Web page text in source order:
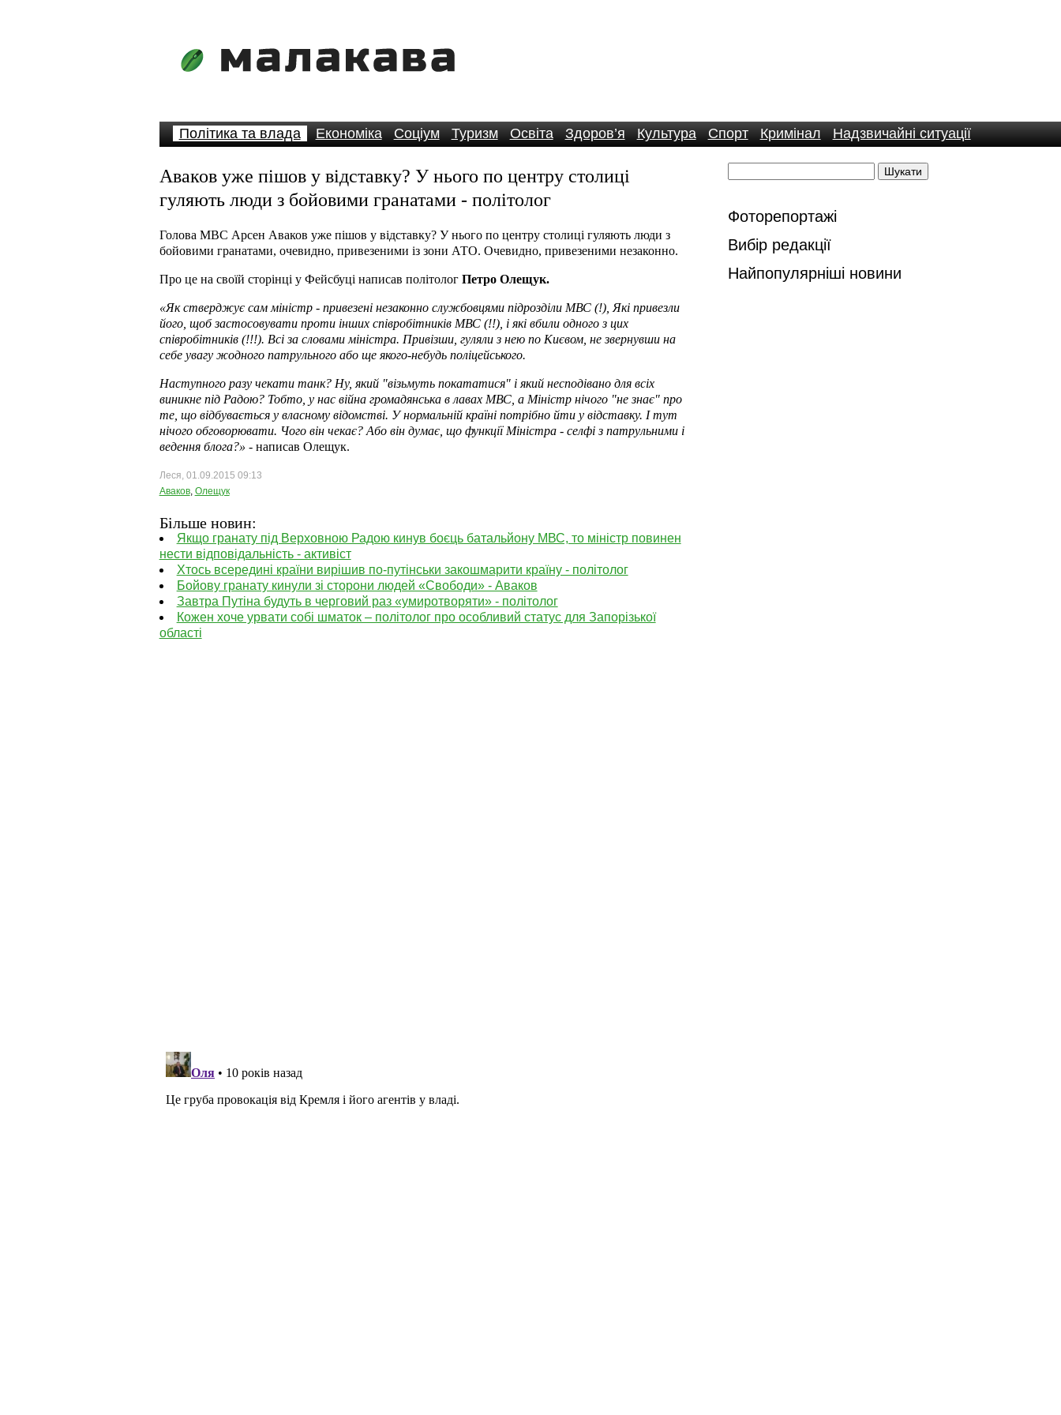
Політика та влада Економіка Соціум Туризм Освіта Здоров’я Культура Спорт Кримінал Надзвичайні ситуації
Аваков уже пішов у відставку? У нього по центру столиці
гуляють люди з бойовими гранатами - політолог
Голова МВС Арсен Аваков уже пішов у відставку? У нього по центру столиці гуляють люди з
бойовими гранатами, очевидно, привезеними із зони АТО. Очевидно, привезеними незаконно.
Про це на своїй сторінці у Фейсбуці написав політолог Петро Олещук.
«Як стверджує сам міністр - привезені незаконно службовцями підрозділи МВС (!), Які привезли
його, щоб застосовувати проти інших співробітників МВС (!!), і які вбили одного з цих
співробітників (!!!). Всі за словами міністра. Привізши, гуляли з нею по Києвом, не звернувши на
себе увагу жодного патрульного або ще якого-небудь поліцейського.
Наступного разу чекати танк? Ну, який "візьмуть покататися" і який несподівано для всіх
виникне під Радою? Тобто, у нас війна громадянська в лавах МВС, а Міністр нічого "не знає" про
те, що відбувається у власному відомстві. У нормальній країні потрібно йти у відставку. І тут
нічого обговорювати. Чого він чекає? Або він думає, що функції Міністра - селфі з патрульними і
ведення блога?» - написав Олещук.
Леся, 01.09.2015 09:13
Аваков, Олещук
Більше новин:
Якщо гранату під Верховною Радою кинув боєць батальйону МВС, то міністр повинен
нести відповідальність - активіст
Хтось всередині країни вирішив по-путінськи закошмарити країну - політолог
Бойову гранату кинули зі сторони людей «Свободи» - Аваков
Завтра Путіна будуть в черговий раз «умиротворяти» - політолог
Кожен хоче урвати собі шматок – політолог про особливий статус для Запорізької
області
Фоторепортажі
Вибір редакції
Найпопулярніші новини